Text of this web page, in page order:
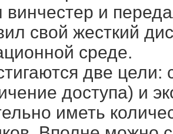
и
свой жесткий
среде.
две
доступа) и
иметь